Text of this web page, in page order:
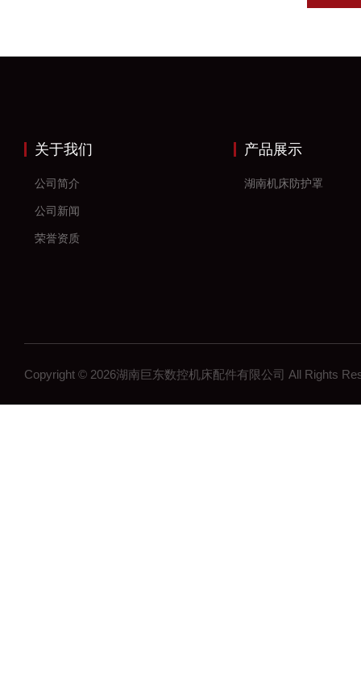
关于我们
公司简介
公司新闻
荣誉资质
产品展示
湖南机床防护罩
Copyright © 2026湖南巨东数控机床配件有限公司 All Rights